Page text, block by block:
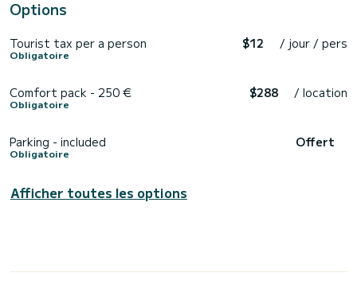
Options
Tourist tax per a person
Obligatoire
$12 / jour / pers
Comfort pack - 250 €
Obligatoire
$288 / location
Parking - included
Obligatoire
Offert
Afficher toutes les options